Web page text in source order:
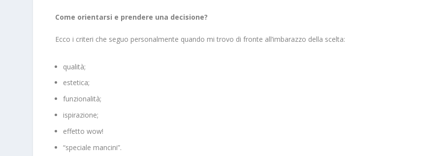
Come orientarsi e prendere una decisione?
Ecco i criteri che seguo personalmente quando mi trovo di fronte all’imbarazzo della scelta:
qualità;
estetica;
funzionalità;
ispirazione;
effetto wow!
“speciale mancini”.